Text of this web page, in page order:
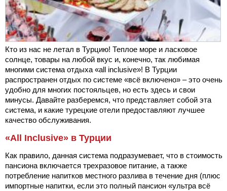
Кто из нас не летал в Турцию! Теплое море и ласковое
солнце, товары на любой вкус и, конечно, так любимая
многими система отдыха «all inclusive»! В Турции
распространен отдых по системе «всё включено» – это очень
удобно для многих постояльцев, но есть здесь и свои
минусы. Давайте разберемся, что представляет собой эта
система, и какие турецкие отели предоставляют лучшее
качество обслуживания.
«All Inclusive» в Турции
Как правило, данная система подразумевает, что в стоимость
пансиона включается трехразовое питание, а также
потребление напитков местного разлива в течение дня (плюс
импортные напитки, если это полный пансион «ультра всё